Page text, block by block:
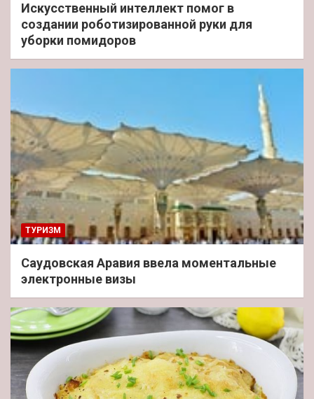
Искусственный интеллект помог в
создании роботизированной руки для
уборки помидоров
ТУРИЗМ
Саудовская Аравия ввела моментальные
электронные визы